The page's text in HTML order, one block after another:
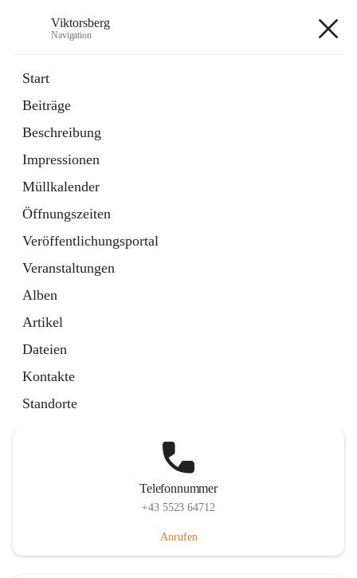
Viktorsberg
Navigation
Start
Beiträge
Beschreibung
Impressionen
Müllkalender
Öffnungszeiten
Veröffentlichungsportal
Veranstaltungen
Alben
Artikel
Dateien
Kontakte
Standorte
1 Schnellzugriff
Bürgerservice
10 Schnellzugriffe
Telefonnummer
+43 5523 64712
Anrufen